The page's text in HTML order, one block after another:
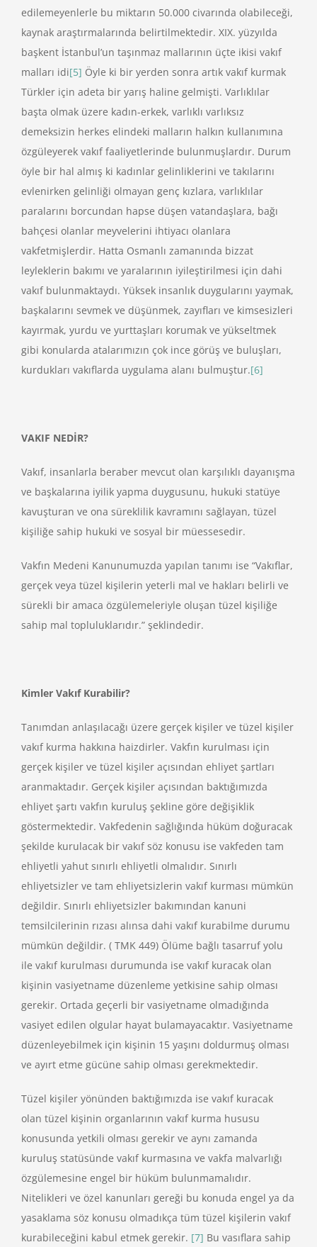
edilemeyenlerle bu miktarın 50.000 civarında olabileceği,
kaynak araştırmalarında belirtilmektedir. XIX. yüzyılda
başkent İstanbul’un taşınmaz mallarının üçte ikisi vakıf
malları idi[5] Öyle ki bir yerden sonra artık vakıf kurmak
Türkler için adeta bir yarış haline gelmişti. Varlıklılar
başta olmak üzere kadın-erkek, varlıklı varlıksız
demeksizin herkes elindeki malların halkın kullanımına
özgüleyerek vakıf faaliyetlerinde bulunmuşlardır. Durum
öyle bir hal almış ki kadınlar gelinliklerini ve takılarını
evlenirken gelinliği olmayan genç kızlara, varlıklılar
paralarını borcundan hapse düşen vatandaşlara, bağı
bahçesi olanlar meyvelerini ihtiyacı olanlara
vakfetmişlerdir. Hatta Osmanlı zamanında bizzat
leyleklerin bakımı ve yaralarının iyileştirilmesi için dahi
vakıf bulunmaktaydı. Yüksek insanlık duygularını yaymak,
başkalarını sevmek ve düşünmek, zayıfları ve kimsesizleri
kayırmak, yurdu ve yurttaşları korumak ve yükseltmek
gibi konularda atalarımızın çok ince görüş ve buluşları,
kurdukları vakıflarda uygulama alanı bulmuştur.[6]
VAKIF NEDİR?
Vakıf, insanlarla beraber mevcut olan karşılıklı dayanışma
ve başkalarına iyilik yapma duygusunu, hukuki statüye
kavuşturan ve ona süreklilik kavramını sağlayan, tüzel
kişiliğe sahip hukuki ve sosyal bir müessesedir.
Vakfın Medeni Kanunumuzda yapılan tanımı ise “Vakıflar,
gerçek veya tüzel kişilerin yeterli mal ve hakları belirli ve
sürekli bir amaca özgülemeleriyle oluşan tüzel kişiliğe
sahip mal topluluklarıdır.” şeklindedir.
Kimler Vakıf Kurabilir?
Tanımdan anlaşılacağı üzere gerçek kişiler ve tüzel kişiler
vakıf kurma hakkına haizdirler. Vakfın kurulması için
gerçek kişiler ve tüzel kişiler açısından ehliyet şartları
aranmaktadır. Gerçek kişiler açısından baktığımızda
ehliyet şartı vakfın kuruluş şekline göre değişiklik
göstermektedir. Vakfedenin sağlığında hüküm doğuracak
şekilde kurulacak bir vakıf söz konusu ise vakfeden tam
ehliyetli yahut sınırlı ehliyetli olmalıdır. Sınırlı
ehliyetsizler ve tam ehliyetsizlerin vakıf kurması mümkün
değildir. Sınırlı ehliyetsizler bakımından kanuni
temsilcilerinin rızası alınsa dahi vakıf kurabilme durumu
mümkün değildir. ( TMK 449) Ölüme bağlı tasarruf yolu
ile vakıf kurulması durumunda ise vakıf kuracak olan
kişinin vasiyetname düzenleme yetkisine sahip olması
gerekir. Ortada geçerli bir vasiyetname olmadığında
vasiyet edilen olgular hayat bulamayacaktır. Vasiyetname
düzenleyebilmek için kişinin 15 yaşını doldurmuş olması
ve ayırt etme gücüne sahip olması gerekmektedir.
Tüzel kişiler yönünden baktığımızda ise vakıf kuracak
olan tüzel kişinin organlarının vakıf kurma hususu
konusunda yetkili olması gerekir ve aynı zamanda
kuruluş statüsünde vakıf kurmasına ve vakfa malvarlığı
özgülemesine engel bir hüküm bulunmamalıdır.
Nitelikleri ve özel kanunları gereği bu konuda engel ya da
yasaklama söz konusu olmadıkça tüm tüzel kişilerin vakıf
kurabileceğini kabul etmek gerekir. [7] Bu vasıflara sahip